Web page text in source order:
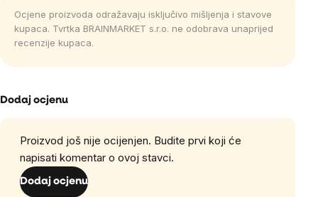
Ocjene proizvoda odražavaju isključivo mišljenja i stavove
kupaca. Tvrtka BRAINMARKET s.r.o. ne odobrava unaprijed
recenzije kupaca.
Dodaj ocjenu
Proizvod još nije ocijenjen. Budite prvi koji će
napisati komentar o ovoj stavci.
Dodaj ocjenu